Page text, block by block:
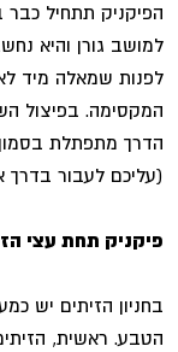
הפיקניק תתחיל
למושב גורן והיא
לפנות שמאלה מיד
המקסימה. בפיצול
הדרך מתפתלת בסמוך
(עליכם לעבור בדרך
פיקניק תחת עצי
בחניון הזיתים יש
הטבע. ראשית,